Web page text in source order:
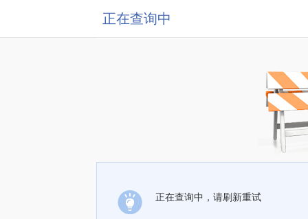
正在查询中
正在查询中，请刷新重试